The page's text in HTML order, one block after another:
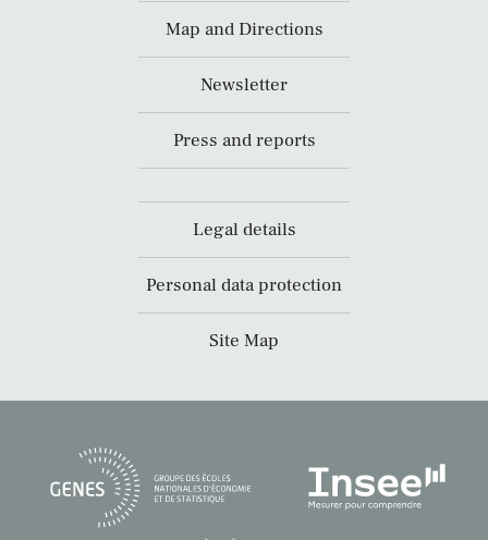
Map and Directions
Newsletter
Press and reports
Legal details
Personal data protection
Site Map